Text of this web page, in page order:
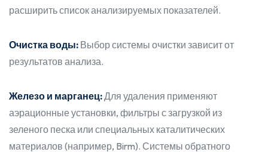
расширить список анализируемых показателей.
Очистка воды: Выбор системы очистки зависит от
результатов анализа.
Железо и марганец:Для удаления применяют
аэрационные установки, фильтры с загрузкой из
зеленого песка или специальных каталитических
материалов (например, Birm). Системы обратного